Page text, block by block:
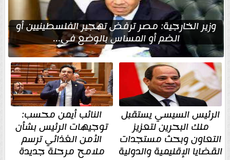
وزير الخارجية: مصر ترفض تهجير الفلسطينيين أو
الضم أو المساس بالوضع في...
الرئيس السيسي يستقبل
ملك البحرين لتعزيز
التعاون وبحث مستجدات
القضايا الإقليمية والدولية
النائب أيمن محسب:
توجيهات الرئيس بشأن
الأمن الغذائي ترسم
ملامح مرحلة جديدة